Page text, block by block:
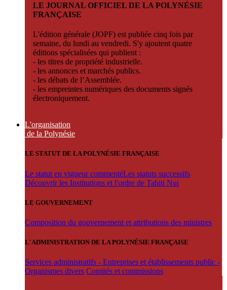
LE JOURNAL OFFICIEL DE LA POLYNÉSIE
FRANÇAISE
L'édition générale (JOPF) est publiée cinq fois par
semaine, du lundi au vendredi. S'y ajoutent quatre
éditions spécialisées qui publient :
- les titres de propriété industrielle.
- les annonces et marchés publics.
- les débats de l’Assemblée.
- les empreintes numériques des documents signés
électroniquement.
L'organisation
de la Polynésie
LE STATUT DE LA POLYNÉSIE FRANÇAISE
Le statut en vigueur commentéLes statuts successifs
Découvrir les Institutions et l'ordre de Tahiti Nui
LE GOUVERNEMENT
Composition du gouvernement et attributions des ministres
L'ADMINISTRATION DE LA POLYNÉSIE FRANÇAISE
Services administratifs - Entreprises et établissements public -
Organismes divers Comités et commissions